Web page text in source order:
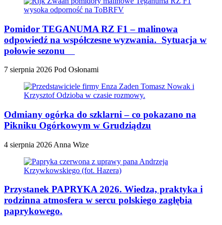
Pomidor TEGANUMA RZ F1 – malinowa
odpowiedź na współczesne wyzwania. Sytuacja w
połowie sezonu
7 sierpnia 2026 Pod Osłonami
Odmiany ogórka do szklarni – co pokazano na
Pikniku Ogórkowym w Grudziądzu
4 sierpnia 2026 Anna Wize
Przystanek PAPRYKA 2026. Wiedza, praktyka i
rodzinna atmosfera w sercu polskiego zagłębia
paprykowego.